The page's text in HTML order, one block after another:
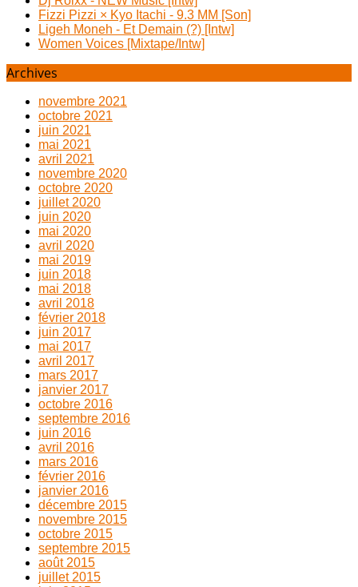
Fizzi Pizzi × Kyo Itachi - 9.3 MM [Son]
Ligeh Moneh - Et Demain (?) [Intw]
Women Voices [Mixtape/Intw]
Archives
novembre 2021
octobre 2021
juin 2021
mai 2021
avril 2021
novembre 2020
octobre 2020
juillet 2020
juin 2020
mai 2020
avril 2020
mai 2019
juin 2018
mai 2018
avril 2018
février 2018
juin 2017
mai 2017
avril 2017
mars 2017
janvier 2017
octobre 2016
septembre 2016
juin 2016
avril 2016
mars 2016
février 2016
janvier 2016
décembre 2015
novembre 2015
octobre 2015
septembre 2015
août 2015
juillet 2015